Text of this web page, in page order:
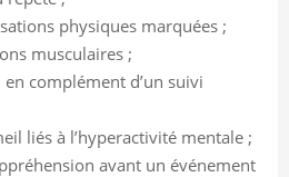
physiques marquées ;
musculaires ;
complément d’un suivi
liés à l’hyperactivité mentale ;
avant un événement